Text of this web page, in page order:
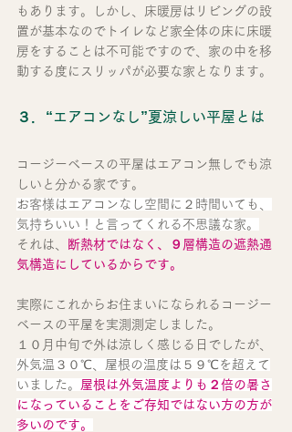
もあります。しかし、床暖房はリビングの設
置が基本なのでトイレなど家全体の床に床暖
房をすることは不可能ですので、家の中を移
動する度にスリッパが必要な家となります。
３．“エアコンなし”夏涼しい平屋とは
コージーベースの平屋はエアコン無しでも涼
しいと分かる家です。
お客様はエアコンなし空間に２時間いても、
気持ちいい！と言ってくれる不思議な家。
それは、
断熱材ではなく、９層構造の遮熱通
気構造にしているからです。
実際にこれからお住まいになられるコージー
ベースの平屋を実測測定しました。
１０月中旬で外は涼しく感じる日でしたが、
外気温３０℃、屋根の温度は５９℃を超えて
いました。 屋根は外気温度よりも２倍の暑さ
になっていることをご存知ではない方の方が
多いのです。